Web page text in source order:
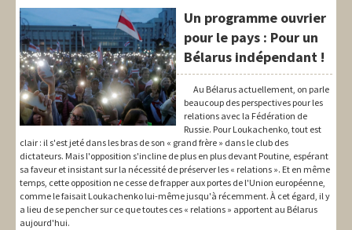
International
Syndical
Social
Thèmes
Un programme ouvrier
pour le pays : Pour un
Bélarus indépendant !
Au Bélarus actuellement, on parle
beaucoup des perspectives pour les
relations avec la Fédération de
Russie. Pour Loukachenko, tout est
clair : il s'est jeté dans les bras de son « grand frère » dans le club des
dictateurs. Mais l'opposition s'incline de plus en plus devant Poutine, espérant
sa faveur et insistant sur la nécessité de préserver les « relations ». Et en même
temps, cette opposition ne cesse de frapper aux portes de l'Union européenne,
comme le faisait Loukachenko lui-même jusqu'à récemment. À cet égard, il y
a lieu de se pencher sur ce que toutes ces « relations » apportent au Bélarus
aujourd'hui.